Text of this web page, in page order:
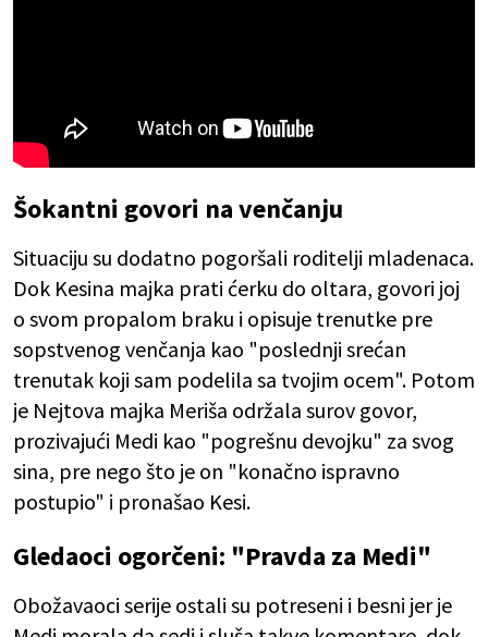
Šokantni govori na venčanju
Situaciju su dodatno pogoršali roditelji mladenaca.
Dok Kesina majka prati ćerku do oltara, govori joj
o svom propalom braku i opisuje trenutke pre
sopstvenog venčanja kao "poslednji srećan
trenutak koji sam podelila sa tvojim ocem". Potom
je Nej­tova majka Meriša održala surov govor,
prozivajući Medi kao "pogrešnu devojku" za svog
sina, pre nego što je on "konačno ispravno
postupio" i pronašao Kesi.
Gledaoci ogorčeni: "Pravda za Medi"
Obožavaoci serije ostali su potreseni i besni jer je